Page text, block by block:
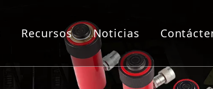
Recursos Noticias